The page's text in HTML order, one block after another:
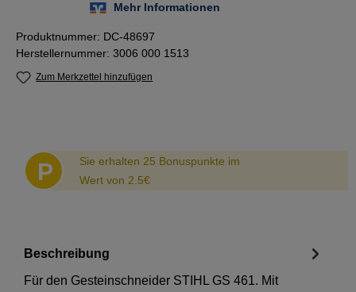
Produktnummer: DC-48697
Herstellernummer: 3006 000 1513
Zum Merkzettel hinzufügen
P
Sie erhalten 25 Bonuspunkte im
Wert von 2.5€
Beschreibung
Für den Gesteinschneider STIHL GS 461. Mit